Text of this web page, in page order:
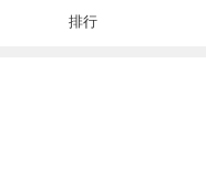
排行